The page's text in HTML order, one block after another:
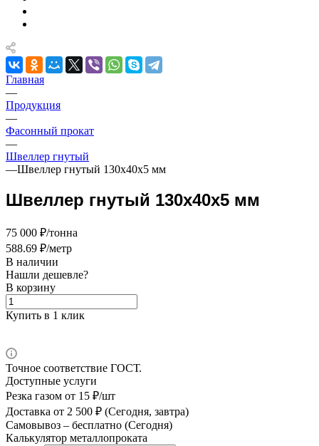
Главная
—
Продукция
—
Фасонный прокат
—
Швеллер гнутый
—Швеллер гнутый 130х40х5 мм
Швеллер гнутый 130х40х5 мм
75 000 ₽/тонна
588.69 ₽/метр
В наличии
Нашли дешевле?
В корзину
Купить в 1 клик
Точное соответствие ГОСТ.
Доступные услуги
Резка газом от 15 ₽/шт
Доставка от 2 500 ₽ (Сегодня, завтра)
Самовывоз – бесплатно (Сегодня)
Калькулятор металлопроката